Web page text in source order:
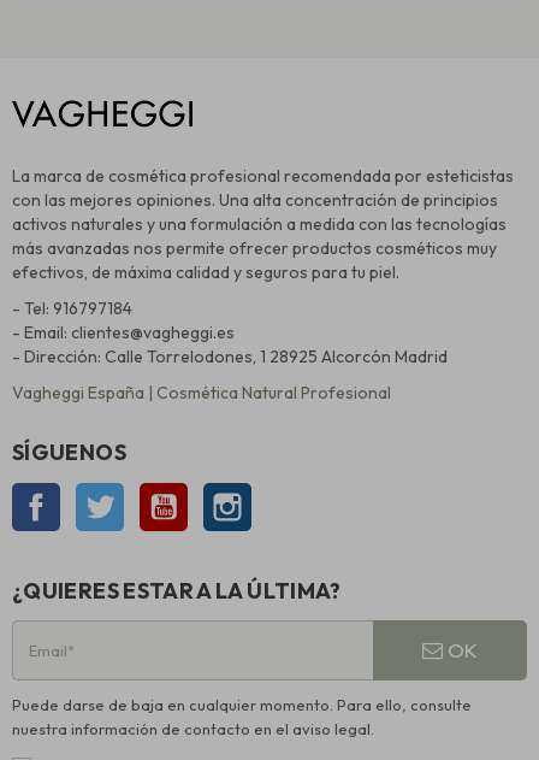
La marca de cosmética profesional recomendada por esteticistas
con las mejores opiniones. Una alta concentración de principios
activos naturales y una formulación a medida con las tecnologías
más avanzadas nos permite ofrecer productos cosméticos muy
efectivos, de máxima calidad y seguros para tu piel.
- Tel: 916797184
- Email: clientes@vagheggi.es
- Dirección: Calle Torrelodones, 1 28925 Alcorcón Madrid
Vagheggi España | Cosmética Natural Profesional
SÍGUENOS
Facebook Twitter YouTube
¿QUIERES ESTAR A LA ÚLTIMA?
OK
Puede darse de baja en cualquier momento. Para ello, consulte
nuestra información de contacto en el aviso legal.